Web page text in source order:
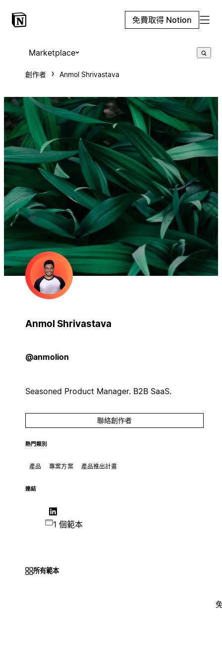
免費取得 Notion
Marketplace
創作者 Anmol Shrivastava
Anmol Shrivastava
@anmolion
Seasoned Product Manager. B2B SaaS.
聯絡創作者
熱門類別
產品 專案方案 產品推出計畫
連結
1 個範本
所有範本